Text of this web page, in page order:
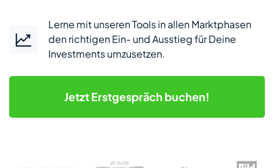
Lerne mit unseren Tools in allen Marktphasen
den richtigen Ein- und Ausstieg für Deine
Investments umzusetzen.
JetztErstgespräch buchen!